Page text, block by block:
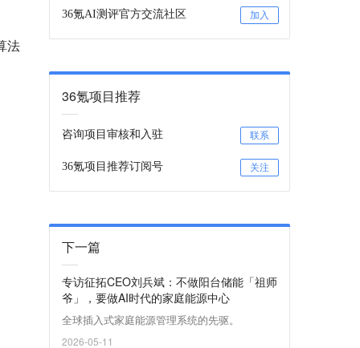
法
36氪AI测评官方交流社区 加入
36氪项目推荐
咨询项目审核和入驻 联系
36氪项目推荐订阅号 关注
下一篇
专访征拓CEO刘兵斌：不做阳台储能「祖师
爷」，要做AI时代的家庭能源中心
全球插入式家庭能源管理系统的先驱。
2026-05-11